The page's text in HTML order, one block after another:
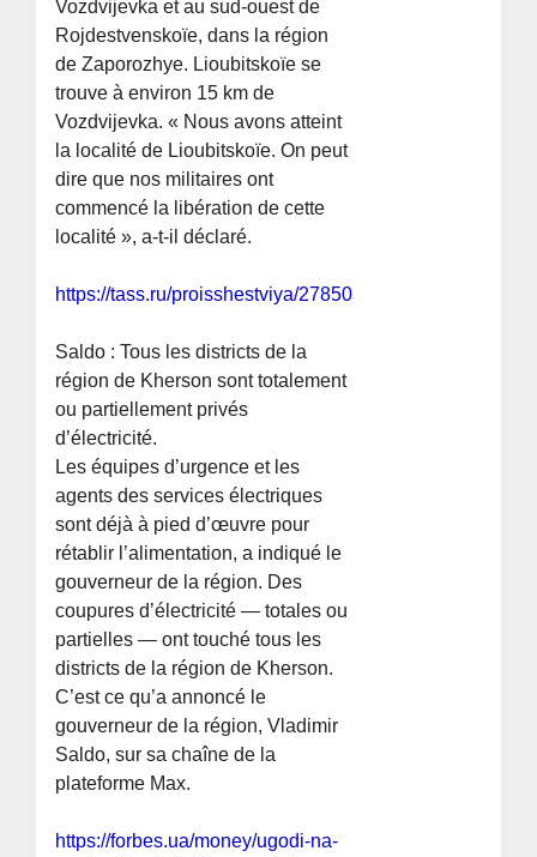
Vozdvijevka et au sud-ouest de
Rojdestvenskoïe, dans la région
de Zaporozhye. Lioubitskoïe se
trouve à environ 15 km de
Vozdvijevka. « Nous avons atteint
la localité de Lioubitskoïe. On peut
dire que nos militaires ont
commencé la libération de cette
localité », a-t-il déclaré.
https://tass.ru/proisshestviya/27850307
Saldo : Tous les districts de la
région de Kherson sont totalement
ou partiellement privés
d’électricité.
Les équipes d’urgence et les
agents des services électriques
sont déjà à pied d’œuvre pour
rétablir l’alimentation, a indiqué le
gouverneur de la région. Des
coupures d’électricité — totales ou
partielles — ont touché tous les
districts de la région de Kherson.
C’est ce qu’a annoncé le
gouverneur de la région, Vladimir
Saldo, sur sa chaîne de la
plateforme Max.
https://forbes.ua/money/ugodi-na-